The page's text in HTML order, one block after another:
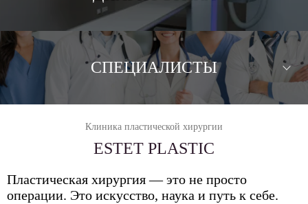
СПЕЦИАЛИСТЫ
Клиника пластической хирургии
ESTET PLASTIC
Пластическая хирургия — это не просто
операции. Это искусство, наука и путь к себе.